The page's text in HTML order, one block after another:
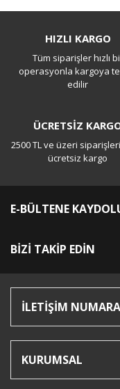
HIZLI KARGO
Tüm siparişler hızlı
operasyonla kargoya
edilir
ÜCRETSİZ
2500 TL ve üzeri
ücretsiz kargo
E-BÜLTENE
BİZİ TAKİP EDİN
İLETİŞİM
KURUMSAL